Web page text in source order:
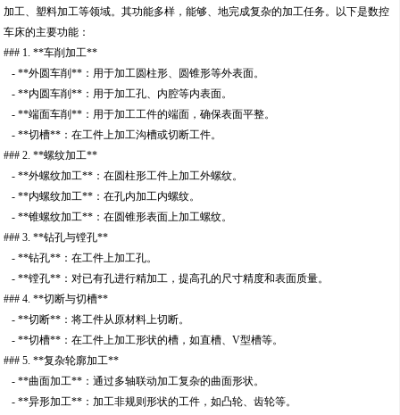
加工、塑料加工等领域。其功能多样，能够、地完成复杂的加工任务。以下是数控
车床的主要功能：
### 1. **车削加工**
- **外圆车削**：用于加工圆柱形、圆锥形等外表面。
- **内圆车削**：用于加工孔、内腔等内表面。
- **端面车削**：用于加工工件的端面，确保表面平整。
- **切槽**：在工件上加工沟槽或切断工件。
### 2. **螺纹加工**
- **外螺纹加工**：在圆柱形工件上加工外螺纹。
- **内螺纹加工**：在孔内加工内螺纹。
- **锥螺纹加工**：在圆锥形表面上加工螺纹。
### 3. **钻孔与镗孔**
- **钻孔**：在工件上加工孔。
- **镗孔**：对已有孔进行精加工，提高孔的尺寸精度和表面质量。
### 4. **切断与切槽**
- **切断**：将工件从原材料上切断。
- **切槽**：在工件上加工形状的槽，如直槽、V型槽等。
### 5. **复杂轮廓加工**
- **曲面加工**：通过多轴联动加工复杂的曲面形状。
- **异形加工**：加工非规则形状的工件，如凸轮、齿轮等。